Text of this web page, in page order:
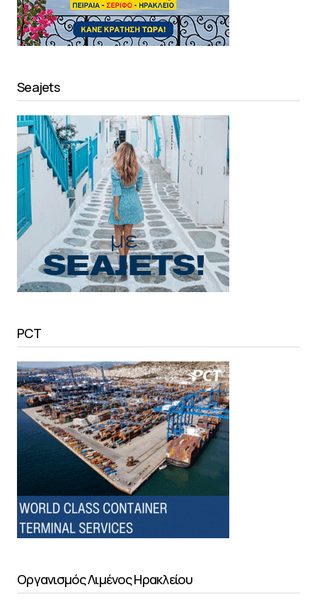
Seajets
PCT
Οργανισμός Λιμένος Ηρακλείου